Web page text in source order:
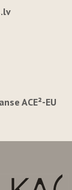
ACE²-EU